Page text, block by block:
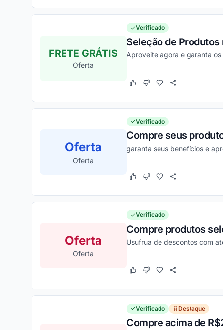
FRETE GRÁTIS
Oferta
Verificado
Seleção de
Aproveite agora e garanta
Este cupom funcionou
Este cupom não funcionou
Oferta
Oferta
Verificado
Compre seus
garanta seus benefícios e
Este cupom funcionou
Este cupom não funcionou
Oferta
Oferta
Verificado
Compre produtos
Usufrua de descontos com
Este cupom funcionou
Este cupom não funcionou
Verificado Destaque
Compre acima de